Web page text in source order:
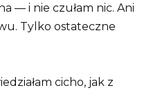
— i nie czułam nic. Ani
Tylko ostateczne
cicho, jak z